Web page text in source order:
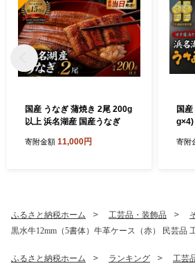
国産 うなぎ 蒲焼き 2尾 200g
以上 浜名湖産 国産うなぎ
寄附金額 11,000円
国
g×4)
寄附
ふるさと納税ホーム 工芸品・装飾品
黒水牛12mm（5書体）牛革ケース（赤） 民芸品
ふるさと納税ホーム ランキング
工芸